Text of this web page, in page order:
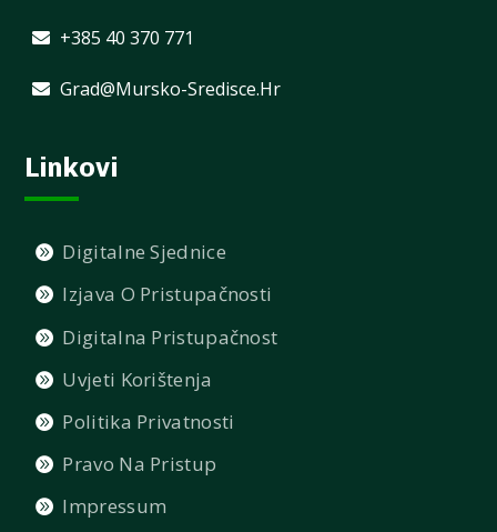
+385 40 370 771
Grad@mursko-Sredisce.hr
Linkovi
Digitalne Sjednice
Izjava O Pristupačnosti
Digitalna Pristupačnost
Uvjeti Korištenja
Politika Privatnosti
Pravo Na Pristup
Impressum